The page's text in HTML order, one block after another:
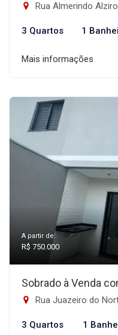
Rua Almerindo Alziro
3 Quartos 1
Mais informações
A partir de:
R$ 750.000
Sobrado à Venda
Rua Juazeiro do Norte,
3 Quartos 1